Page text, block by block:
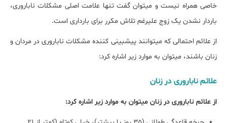
خاصی همراه نیست و می‎توان گفت تنها علامت اصلی مشکلات ناباروری،
باردار نشدن یک زوج علیرغم تلاش مکرر برای بارداری است.
از علائم احتمالی که می‎توانند پیش‎بینی کننده مشکلات ناباروری در مردان و
زنان باشند، می‎توان به موارد زیر اشاره کرد:
علائم ناباروری در زنان
از علائم ناباروری در زنان می‎توان به موارد زیر اشاره کرد: